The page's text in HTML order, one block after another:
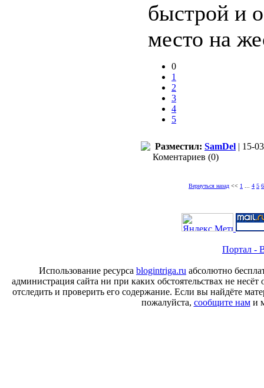
быстрой и
место на
0
1
2
3
4
5
Разместил: SamDel | 15-
Коментариев (0)
Вернуться назад << 1 4 5 6
Портал -
Использование ресурса blogintriga.ru абсолютно
администрация сайта ни при каких обстоятельствах не
отследить и проверить его содержание. Если вы найдёте
пожалуйста, сообщите нами